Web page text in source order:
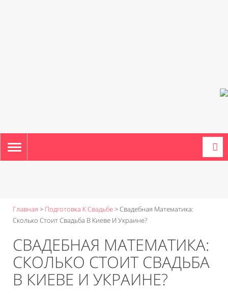
TOGGLE
NAVIGATION
Главная > Подготовка К Свадьбе>Свадебная Математика:
Сколько Стоит Свадьба В Киеве И Украине?
СВАДЕБНАЯ МАТЕМАТИКА:
СКОЛЬКО СТОИТ СВАДЬБА
В КИЕВЕ И УКРАИНЕ?